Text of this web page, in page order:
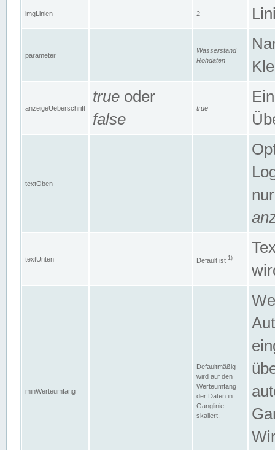
imgLinien 2
parameter
Wasserstand
Rohdaten
anzeigeUeberschrift
true oder
false
true
textOben
textUnten Default ist 1)
minWerteumfang
Defaultmäßig
wird auf den
Werteumfang
der Daten in
Ganglinie
skaliert.